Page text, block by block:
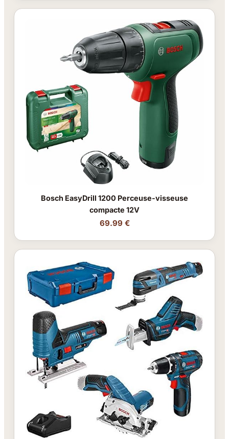
Bosch EasyDrill 1200 Perceuse-visseuse
compacte 12V
69.99 €